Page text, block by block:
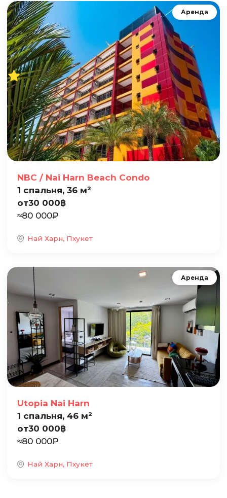
Аренда
NBC / Nai Harn Beach Condo
1 спальня, 36 м²
от30 000฿
≈80 000₽
Най Харн, Пхукет
Аренда
Utopia Nai Harn
1 спальня, 46 м²
от30 000฿
≈80 000₽
Най Харн, Пхукет